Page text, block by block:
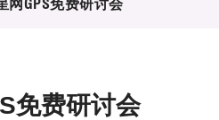
网GPS免费研讨会
免费研讨会